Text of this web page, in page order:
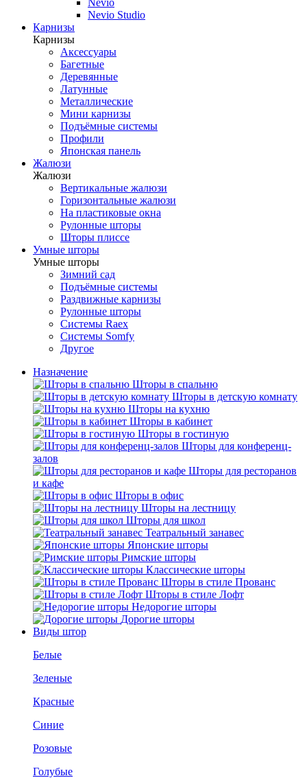
Nevio
Nevio Studio
Карнизы
Карнизы
Аксессуары
Багетные
Деревянные
Латунные
Металлические
Мини карнизы
Подъёмные системы
Профили
Японская панель
Жалюзи
Жалюзи
Вертикальные жалюзи
Горизонтальные жалюзи
На пластиковые окна
Рулонные шторы
Шторы плиссе
Умные шторы
Умные шторы
Зимний сад
Подъёмные системы
Раздвижные карнизы
Рулонные шторы
Системы Raex
Системы Somfy
Другое
Назначение
Шторы в спальню
Шторы в детскую комнату
Шторы на кухню
Шторы в кабинет
Шторы в гостиную
Шторы для конференц-
залов
Шторы для ресторанов
и кафе
Шторы в офис
Шторы на лестницу
Шторы для школ
Театральный занавес
Японские шторы
Римские шторы
Классические шторы
Шторы в стиле Прованс
Шторы в стиле Лофт
Недорогие шторы
Дорогие шторы
Виды штор
Белые
Зеленые
Красные
Синие
Розовые
Голубые